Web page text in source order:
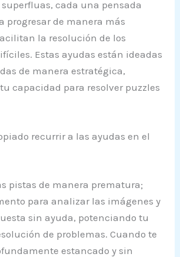
cada una pensada
progresar de manera más
la resolución de los
Estas ayudas están ideadas
de manera estratégica,
capacidad para resolver puzzles
recurrir a las ayudas en el
pistas de manera prematura;
para analizar las imágenes y
sin ayuda, potenciando tu
de problemas. Cuando te
estancado y sin